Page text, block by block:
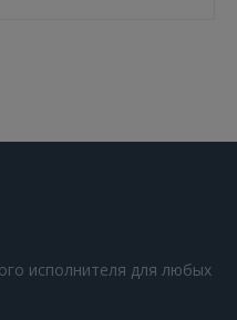
исполнителя для любых